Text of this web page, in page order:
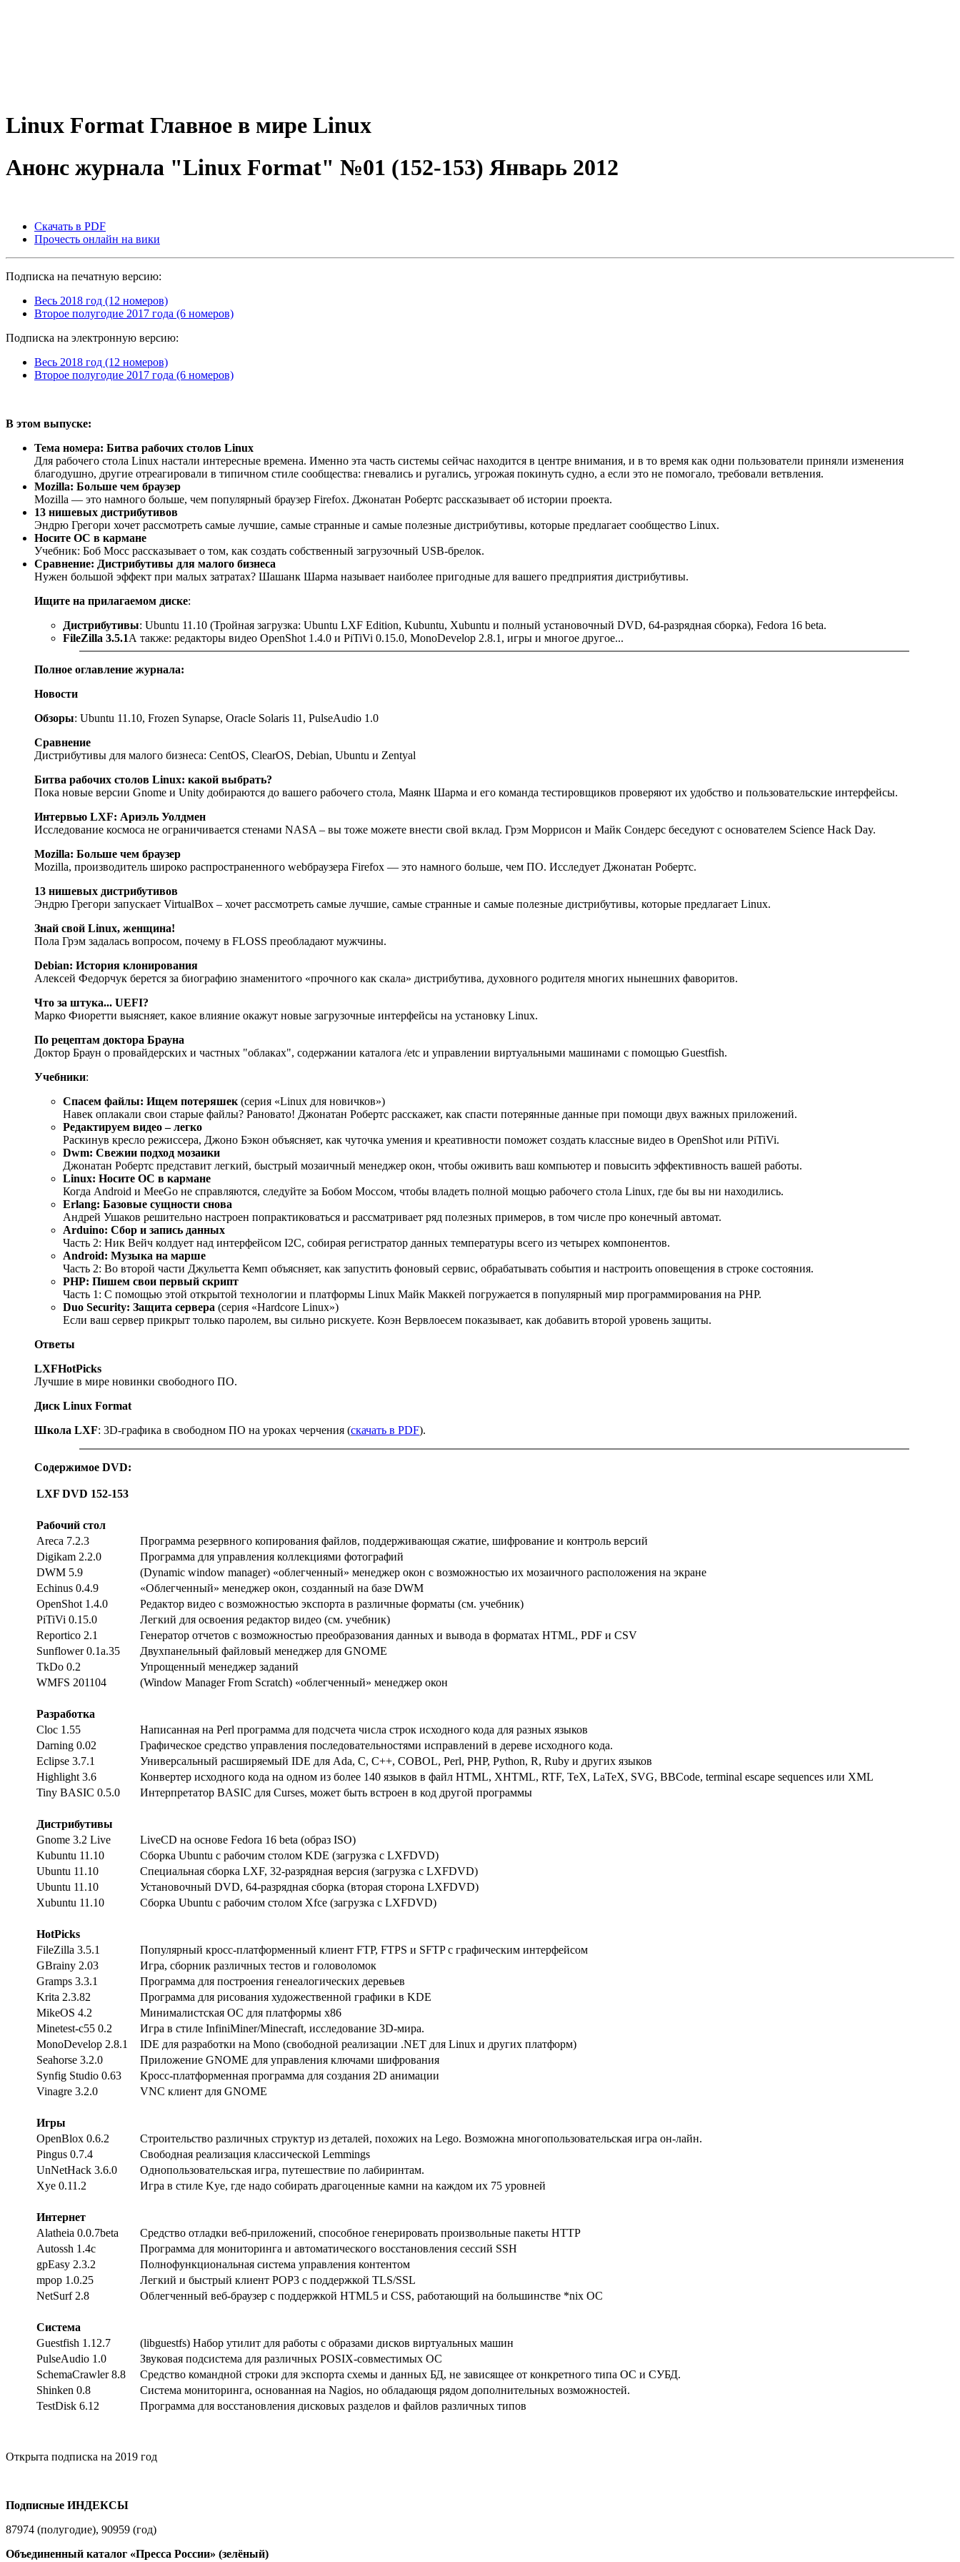
Linux Format Главное в мире Linux
Анонс журнала "Linux Format" №01 (152-153) Январь 2012
Скачать в PDF
Прочесть онлайн на вики
Подписка на печатную версию:
Весь 2018 год (12 номеров)
Второе полугодие 2017 года (6 номеров)
Подписка на электронную версию:
Весь 2018 год (12 номеров)
Второе полугодие 2017 года (6 номеров)
В этом выпуске:
Тема номера: Битва рабочих столов Linux
Для рабочего стола Linux настали интересные времена. Именно эта часть системы сейчас находится в центре внимания, и в то время как одни пользователи приняли изменения
благодушно, другие отреагировали в типичном стиле сообщества: гневались и ругались, угрожая покинуть судно, а если это не помогало, требовали ветвления.
Mozilla: Больше чем браузер
Mozilla — это намного больше, чем популярный браузер Firefox. Джонатан Робертс рассказывает об истории проекта.
13 нишевых дистрибутивов
Эндрю Грегори хочет рассмотреть самые лучшие, самые странные и самые полезные дистрибутивы, которые предлагает сообщество Linux.
Носите ОС в кармане
Учебник: Боб Мосс рассказывает о том, как создать собственный загрузочный USB-брелок.
Сравнение: Дистрибутивы для малого бизнеса
Нужен большой эффект при малых затратах? Шашанк Шарма называет наиболее пригодные для вашего предприятия дистрибутивы.
Ищите на прилагаемом диске:
Дистрибутивы: Ubuntu 11.10 (Тройная загрузка: Ubuntu LXF Edition, Kubuntu, Xubuntu и полный установочный DVD, 64-разрядная сборка), Fedora 16 beta.
FileZilla 3.5.1А также: редакторы видео OpenShot 1.4.0 и PiTiVi 0.15.0, MonoDevelop 2.8.1, игры и многое другое...
Полное оглавление журнала:
Новости
Обзоры: Ubuntu 11.10, Frozen Synapse, Oracle Solaris 11, PulseAudio 1.0
Сравнение
Дистрибутивы для малого бизнеса: CentOS, ClearOS, Debian, Ubuntu и Zentyal
Битва рабочих столов Linux: какой выбрать?
Пока новые версии Gnome и Unity добираются до вашего рабочего стола, Маянк Шарма и его команда тестировщиков проверяют их удобство и пользовательские интерфейсы.
Интервью LXF: Ариэль Уолдмен
Исследование космоса не ограничивается стенами NASA – вы тоже можете внести свой вклад. Грэм Моррисон и Майк Сондерс беседуют с основателем Science Hack Day.
Mozilla: Больше чем браузер
Mozilla, производитель широко распространенного web­браузера Firefox — это намного больше, чем ПО. Исследует Джонатан Робертс.
13 нишевых дистрибутивов
Эндрю Грегори запускает VirtualBox – хочет рассмотреть самые лучшие, самые странные и самые полезные дистрибутивы, которые предлагает Linux.
Знай свой Linux, женщина!
Пола Грэм задалась вопросом, почему в FLOSS преобладают мужчины.
Debian: История клонирования
Алексей Федорчук берется за биографию знаменитого «прочного как скала» дистрибутива, духовного родителя многих нынешних фаворитов.
Что за штука... UEFI?
Марко Фиоретти выясняет, какое влияние окажут новые загрузочные интерфейсы на установку Linux.
По рецептам доктора Брауна
Доктор Браун о провайдерских и частных "облаках", содержании каталога /etc и управлении виртуальными машинами с помощью Guestfish.
Учебники:
Cпасем файлы: Ищем потеряшек (серия «Linux для новичков»)
Навек оплакали свои старые файлы? Рановато! Джонатан Робертс расскажет, как спасти потерянные данные при помощи двух важных приложений.
Редактируем видео – легко
Раскинув кресло режиссера, Джоно Бэкон объясняет, как чуточка умения и креативности поможет создать классные видео в OpenShot или PiTiVi.
Dwm: Свежии подход мозаики
Джонатан Робертс представит легкий, быстрый мозаичный менеджер окон, чтобы оживить ваш компьютер и повысить эффективность вашей работы.
Linux: Носите ОС в кармане
Когда Android и MeeGo не справляются, следуйте за Бобом Моссом, чтобы владеть полной мощью рабочего стола Linux, где бы вы ни находились.
Erlang: Базовые сущности снова
Андрей Ушаков решительно настроен попрактиковаться и рассматривает ряд полезных примеров, в том числе про конечный автомат.
Arduino: Сбор и запись данных
Часть 2: Ник Вейч колдует над интерфейсом I2C, собирая регистратор данных температуры всего из четырех компонентов.
Android: Музыка на марше
Часть 2: Во второй части Джульетта Кемп объясняет, как запустить фоновый сервис, обрабатывать события и настроить оповещения в строке состояния.
PHP: Пишем свои первый скрипт
Часть 1: С помощью этой открытой технологии и платформы Linux Майк Маккей погружается в популярный мир программирования на PHP.
Duo Security: Защита сервера (серия «Hardcore Linux»)
Если ваш сервер прикрыт только паролем, вы сильно рискуете. Коэн Вервлоесем показывает, как добавить второй уровень защиты.
Ответы
LXFHotPicks
Лучшие в мире новинки свободного ПО.
Диск Linux Format
Школа LXF: 3D-графика в свободном ПО на уроках черчения (скачать в PDF).
Содержимое DVD:
LXF DVD 152-153
Рабочий стол
Areca 7.2.3
Программа резервного копирования файлов, поддерживающая сжатие, шифрование и контроль версий
Digikam 2.2.0
Программа для управления коллекциями фотографий
DWM 5.9
(Dynamic window manager) «облегченный» менеджер окон с возможностью их мозаичного расположения на экране
Echinus 0.4.9
«Облегченный» менеджер окон, созданный на базе DWM
OpenShot 1.4.0
Редактор видео с возможностью экспорта в различные форматы (см. учебник)
PiTiVi 0.15.0
Легкий для освоения редактор видео (см. учебник)
Reportico 2.1
Генератор отчетов с возможностью преобразования данных и вывода в форматах HTML, PDF и CSV
Sunflower 0.1a.35
Двухпанельный файловый менеджер для GNOME
TkDo 0.2
Упрощенный менеджер заданий
WMFS 201104
(Window Manager From Scratch) «облегченный» менеджер окон
Разработка
Cloc 1.55
Написанная на Perl программа для подсчета числа строк исходного кода для разных языков
Darning 0.02
Графическое средство управления последовательностями исправлений в дереве исходного кода.
Eclipse 3.7.1
Универсальный расширяемый IDE для Ada, C, C++, COBOL, Perl, PHP, Python, R, Ruby и других языков
Highlight 3.6
Конвертер исходного кода на одном из более 140 языков в файл HTML, XHTML, RTF, TeX, LaTeX, SVG, BBCode, terminal escape sequences или XML
Tiny BASIC 0.5.0
Интерпретатор BASIC для Curses, может быть встроен в код другой программы
Дистрибутивы
Gnome 3.2 Live
LiveCD на основе Fedora 16 beta (образ ISO)
Kubuntu 11.10
Сборка Ubuntu c рабочим столом KDE (загрузка с LXFDVD)
Ubuntu 11.10
Специальная сборка LXF, 32-разрядная версия (загрузка с LXFDVD)
Ubuntu 11.10
Установочный DVD, 64-разрядная сборка (вторая сторона LXFDVD)
Xubuntu 11.10
Сборка Ubuntu c рабочим столом Xfce (загрузка с LXFDVD)
HotPicks
FileZilla 3.5.1
Популярный кросс-платформенный клиент FTP, FTPS и SFTP с графическим интерфейсом
GBrainy 2.03
Игра, сборник различных тестов и головоломок
Gramps 3.3.1
Программа для построения генеалогических деревьев
Krita 2.3.82
Программа для рисования художественной графики в KDE
MikeOS 4.2
Минималистская ОС для платформы x86
Minetest-c55 0.2
Игра в стиле InfiniMiner/Minecraft, исследование 3D-мира.
MonoDevelop 2.8.1
IDE для разработки на Mono (свободной реализации .NET для Linux и других платформ)
Seahorse 3.2.0
Приложение GNOME для управления ключами шифрования
Synfig Studio 0.63
Кросс-платформенная программа для создания 2D анимации
Vinagre 3.2.0
VNC клиент для GNOME
Игры
OpenBlox 0.6.2
Строительство различных структур из деталей, похожих на Lego. Возможна многопользовательская игра он-лайн.
Pingus 0.7.4
Свободная реализация классической Lemmings
UnNetHack 3.6.0
Однопользовательская игра, путешествие по лабиринтам.
Xye 0.11.2
Игра в стиле Kye, где надо собирать драгоценные камни на каждом их 75 уровней
Интернет
Alatheia 0.0.7beta
Средство отладки веб-приложений, способное генерировать произвольные пакеты HTTP
Autossh 1.4с
Программа для мониторинга и автоматического восстановления сессий SSH
gpEasy 2.3.2
Полнофункциональная система управления контентом
mpop 1.0.25
Легкий и быстрый клиент POP3 с поддержкой TLS/SSL
NetSurf 2.8
Облегченный веб-браузер с поддержкой HTML5 и CSS, работающий на большинстве *nix ОС
Система
Guestfish 1.12.7
(libguestfs) Набор утилит для работы с образами дисков виртуальных машин
PulseAudio 1.0
Звуковая подсистема для различных POSIX-совместимых OC
SchemaCrawler 8.8
Средство командной строки для экспорта схемы и данных БД, не зависящее от конкретного типа ОС и СУБД.
Shinken 0.8
Система мониторинга, основанная на Nagios, но обладающя рядом дополнительных возможностей.
TestDisk 6.12
Программа для восстановления дисковых разделов и файлов различных типов
Открыта подписка на 2019 год
Подписные ИНДЕКСЫ
87974 (полугодие), 90959 (год)
Объединенный каталог «Пресса России» (зелёный)